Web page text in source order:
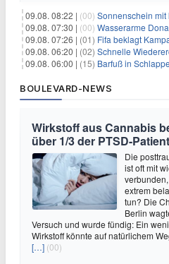
09.08. 08:22 | (00) Sonnenschein mit
09.08. 07:30 | (00) Wasserarme Donau
09.08. 07:26 | (01) Fifa beklagt
09.08. 06:20 | (02) Schnelle
09.08. 06:00 | (15) Barfuß in Schlappen
BOULEVARD-NEWS
Wirkstoff aus Cannabis
über 1/3 der PTSD-
Die
ist oft mit
extrem
tun? Die
Berlin
Versuch und wurde fündig: Ein
Wirkstoff könnte auf natürlichem
[…] (00)